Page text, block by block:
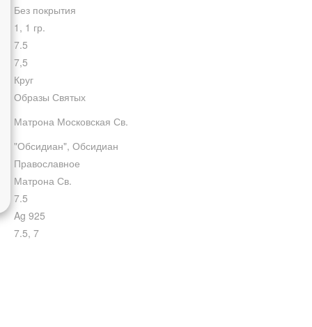
Без покрытия
1, 1 гр.
7.5
7,5
Круг
Образы Святых
Матрона Московская Св.
"Обсидиан", Обсидиан
Православное
Матрона Св.
7.5
Ag 925
7.5, 7